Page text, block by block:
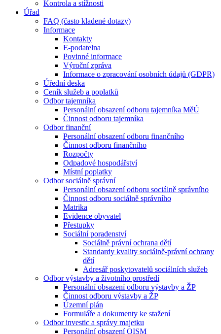
Kontrola a stížnosti
Úřad
FAQ (často kladené dotazy)
Informace
Kontakty
E-podatelna
Povinné informace
Výroční zpráva
Informace o zpracování osobních údajů (GDPR)
Úřední deska
Ceník služeb a poplatků
Odbor tajemníka
Personální obsazení odboru tajemníka MěÚ
Činnost odboru tajemníka
Odbor finanční
Personální obsazení odboru finančního
Činnost odboru finančního
Rozpočty
Odpadové hospodářství
Místní poplatky
Odbor sociálně správní
Personální obsazení odboru sociálně správního
Činnost odboru sociálně správního
Matrika
Evidence obyvatel
Přestupky
Sociální poradenství
Sociálně právní ochrana dětí
Standardy kvality sociálně-právní ochrany
dětí
Adresář poskytovatelů sociálních služeb
Odbor výstavby a životního prostředí
Personální obsazení odboru výstavby a ŽP
Činnost odboru výstavby a ŽP
Územní plán
Formuláře a dokumenty ke stažení
Odbor investic a správy majetku
Personální obsazení OISM